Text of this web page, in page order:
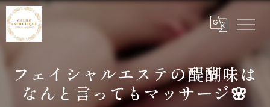
フェイシャルエステの醍醐味は
なんと言ってもマッサージ🌸